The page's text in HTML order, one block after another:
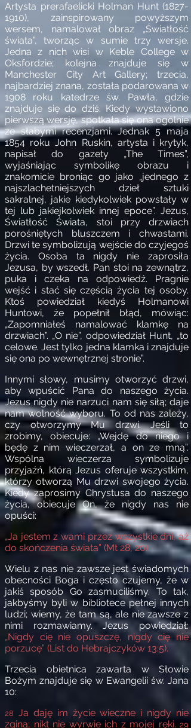
Artysta prerafaelicki Holman Hunt (1827-
1910), zainspirowany powyższym
wersem, namalował obraz „Światłość
świata”, tworząc w sumie trzy wersje.
Jedna z nich wisi w Keble College w
Oksfordzie; kolejna znajduje się w
Manchester City Art Gallery; trzecia,
najbardziej znana, została podarowana w
1908 roku katedrze św. Pawła, gdzie
znajduje się do dziś. Kiedy wystawiono
pierwszą wersję, spotkała się ona ogólnie
ze słabymi recenzjami. Jednak 5 maja
1854 roku John Ruskin, artysta i krytyk,
napisał do gazety „The Times”,
wyjaśniając symbolikę obrazu i
znakomicie broniąc go jako „jednego z
najszlachetniejszych dzieł sztuki
sakralnej, jakie kiedykolwiek powstały w
tej lub jakiejkolwiek innej epoce”. Jezus,
Światłość Świata, stoi przy drzwiach
porośniętych bluszczem i chwastami.
Drzwi te symbolizują wejście do czyjegoś
życia. Osoba ta nigdy nie zaprosiła
Jezusa, by wszedł. Pan stoi na zewnątrz,
puka i czeka na odpowiedź. Pragnie
wejść i stać się częścią życia tej osoby.
Ktoś powiedział kiedyś Holmanowi
Huntowi, że popełnił błąd, mówiąc:
„Zapomniałeś namalować klamkę na
drzwiach”. „O nie”, odpowiedział Hunt, „to
celowe. Jest tylko jedna klamka i znajduje
się ona po wewnętrznej stronie”.
Innymi słowy, musimy otworzyć drzwi,
aby wpuścić Pana do naszego życia.
Jezus nigdy nie narzuci nam się siłą; daje
nam wolność wyboru. To od nas zależy,
czy otworzymy Mu drzwi. Jeśli to
zrobimy, obiecuje: „Wejdę do niego i
będę z nim wieczerzał, a on ze mną”.
Wspólna wieczerza symbolizuje
przyjaźń, którą Jezus oferuje wszystkim,
którzy otworzą Mu drzwi swojego życia.
Kiedy zaprosimy Chrystusa do naszego
życia, obiecuje On, że nigdy nas nie
opuści:
„Ja jestem z wami przez wszystkie dni, aż
do skończenia świata” (Mt 28, 20).
Wielu z nas nie zawsze jest świadomych
obecności Boga i często czujemy, że w
jakiś sposób Go zasmuciliśmy. To tak,
jakbyśmy byli w bibliotece pełnej innych
ludzi; wiemy, że tam są, ale nie zawsze z
nimi rozmawiamy. Jezus powiedział:
„Nigdy cię nie opuszczę, nigdy cię nie
porzucę” (List do Hebrajczyków 13:5).
Trzecia obietnica zawarta w Słowie
Bożym znajduje się w Ewangelii św. Jana
10:
28 Ja daję im życie wieczne i nigdy nie
zginą; nikt nie wyrwie ich z mojej ręki. 29